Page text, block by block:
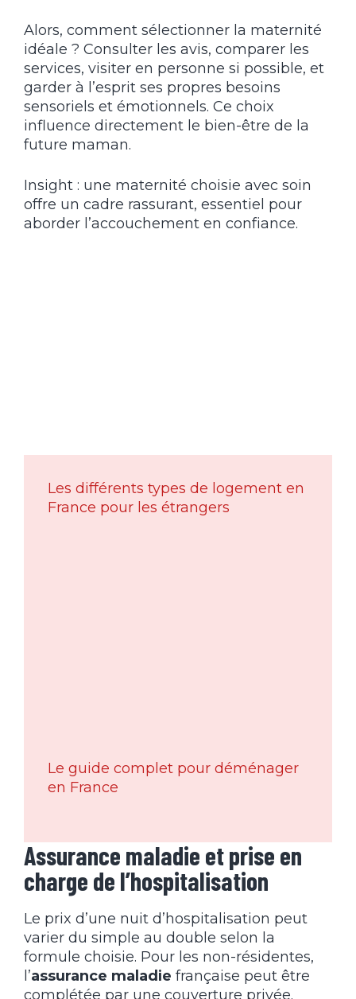
Alors, comment sélectionner la maternité
idéale ? Consulter les avis, comparer les
services, visiter en personne si possible, et
garder à l’esprit ses propres besoins
sensoriels et émotionnels. Ce choix
influence directement le bien-être de la
future maman.
Insight : une maternité choisie avec soin
offre un cadre rassurant, essentiel pour
aborder l’accouchement en confiance.
Les différents types de logement en
France pour les étrangers
Le guide complet pour déménager
en France
Assurance maladie et prise en
charge de l’hospitalisation
Le prix d’une nuit d’hospitalisation peut
varier du simple au double selon la
formule choisie. Pour les non-résidentes,
l’assurance maladie française peut être
complétée par une couverture privée.